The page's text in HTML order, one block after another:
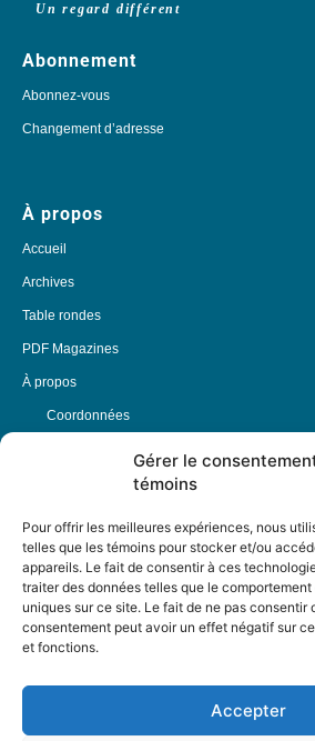
Gérer le
témoins
Pour offrir les meilleures expériences, nous
telles que les témoins pour stocker et/ou
appareils. Le fait de consentir à ces
traiter des données telles que le
uniques sur ce site. Le fait de ne pas consentir
consentement peut avoir un effet négatif sur
et fonctions.
Accepter
Un regard différent
Abonnement
Abonnez-vous
Changement d’adresse
À propos
Accueil
Archives
Table rondes
PDF Magazines
À propos
Coordonnées
Partenaires
FAQ
Offre d’emploi